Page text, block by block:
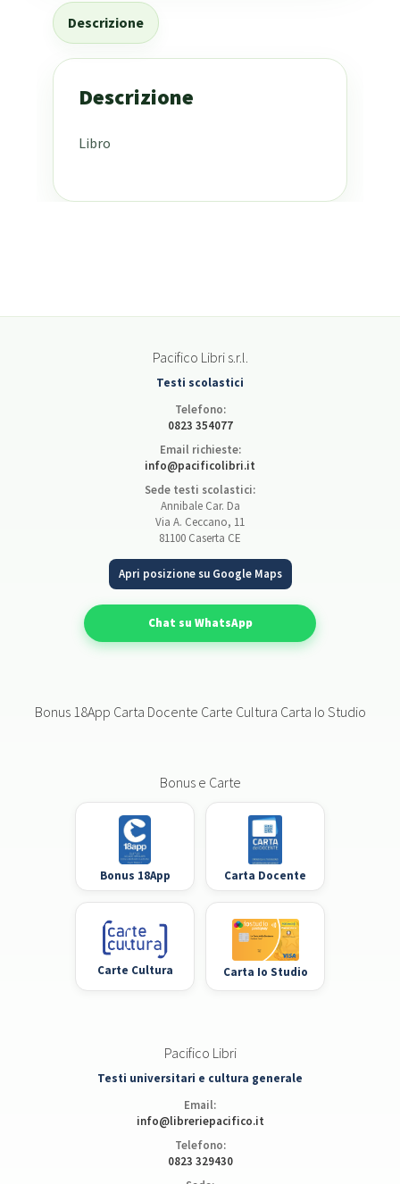
Descrizione
Descrizione
Libro
Pacifico Libri s.r.l.
Testi scolastici
Telefono:
0823 354077
Email richieste:
info@pacificolibri.it
Sede testi scolastici:
Annibale Car. Da
Via A. Ceccano, 11
81100 Caserta CE
Apri posizione su Google Maps
Chat su WhatsApp
Bonus 18App Carta Docente Carte Cultura Carta Io Studio
Bonus e Carte
Bonus 18App Carta Docente
Carte Cultura Carta Io Studio
Pacifico Libri
Testi universitari e cultura generale
Email:
info@libreriepacifico.it
Telefono:
0823 329430